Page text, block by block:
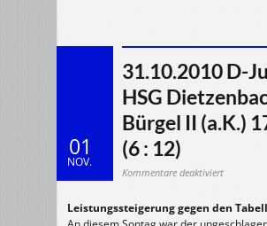
01
NOV.
31.10.2010 D-
HSG
Bürgel II (a.K.)
(6 : 12)
Kommentare deaktiviertfür
HSG
Leistungssteigerung gegen den